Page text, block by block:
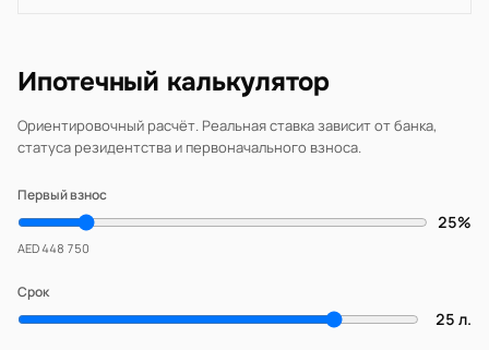
Ипотечный калькулятор
Ориентировочный расчёт. Реальная ставка зависит от банка,
статуса резидентства и первоначального взноса.
Первый взнос
25%
AED 448 750
Срок
25 л.